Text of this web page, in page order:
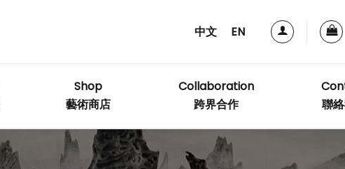
中文 EN
Shop
藝術商店
Collaboration
跨界合作
聯